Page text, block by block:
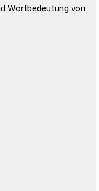
Wortbedeutung von